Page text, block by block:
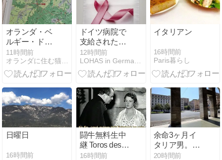
オランダ・ベ
ルギー・ドイ
ツが出会う場
所☆三国国境
地点
11時間前
オランダに住む猫シャルルの日記
ドイツ病院で
支給されたタ
ッシェ
12時間前
イタリアン
16時間前
Paris暮らし
日曜日
16時間前
闘牛無料生中
継 Toros desde
Huesca. etc. . /
16時間前
余命3ヶ月イ
タリア男。今
あと2か月な
20時間前